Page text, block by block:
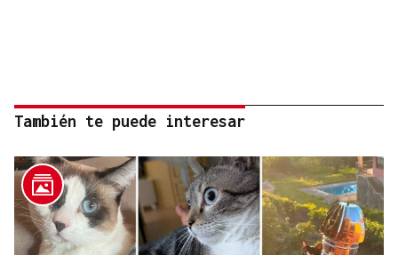
También te puede interesar